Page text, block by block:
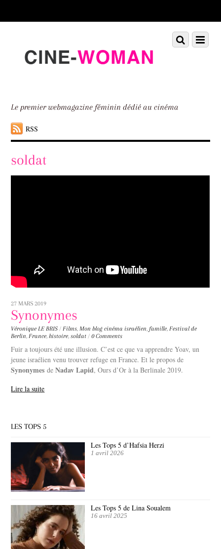
down
Le premier webmagazine féminin dédié au cinéma
RSS
Menu
Scroll
down
soldat
27 MARS 2019
Synonymes
Véronique LE BRIS / Films,Mon blog cinéma israélien, famille,Festival de
Berlin,France,histoire,soldat / 0 Comments
Fuir a toujours été une illusion. C’est ce que va apprendre Yoav, un
jeune israélien venu trouver refuge en France. Et le propos de
SynonymesdeNadav Lapid, Ours d’Or à la Berlinale 2019.
Lire la suite
LES TOPS 5
Les Tops 5 d’Hafsia Herzi
1 avril 2026
Les Tops 5 de Lina Soualem
16 avril 2025